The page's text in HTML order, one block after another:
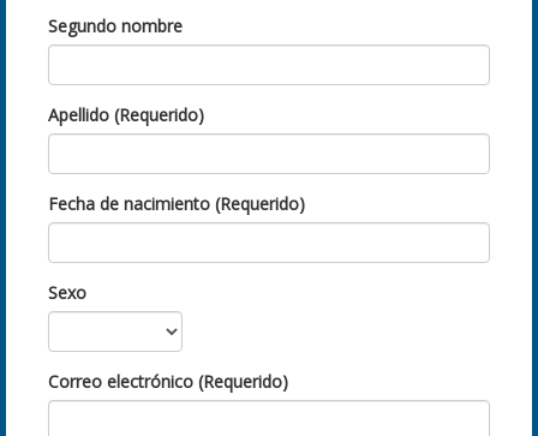
Segundo nombre
Apellido (Requerido)
Fecha de nacimiento (Requerido)
Sexo
Correo electrónico (Requerido)